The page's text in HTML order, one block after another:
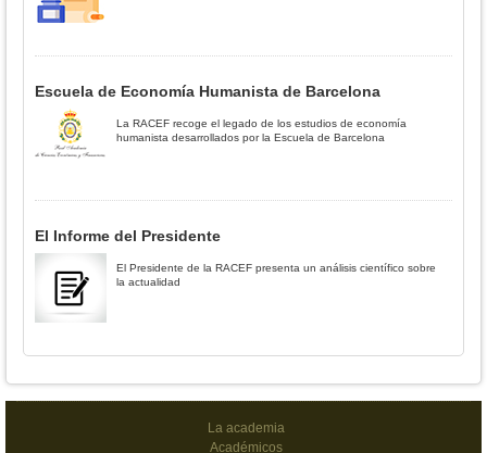
Escuela de Economía Humanista de Barcelona
La RACEF recoge el legado de los estudios de economía
humanista desarrollados por la Escuela de Barcelona
El Informe del Presidente
El Presidente de la RACEF presenta un análisis científico sobre
la actualidad
La academia
Académicos